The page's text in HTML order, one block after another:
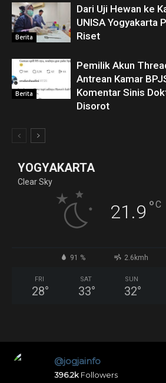
Berita
Dari Uji Hewan ke
UNISA Yogyakarta
Riset
Berita
Pemilik Akun
Antrean Kamar
Komentar Sinis
Disorot
YOGYAKARTA
Clear Sky
21.9 °C
91 % 2.6kmh
FRI
28°
SAT
33°
SUN
32°
@jogjainfo
396.2k Followers